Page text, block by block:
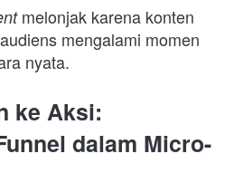
melonjak karena konten
mengalami momen
nyata.
ke Aksi:
dalam Micro-